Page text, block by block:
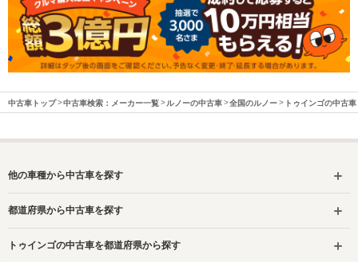
中古車トップ 中古車検索：メーカー一覧 ルノーの中古車 全国のルノー トゥインゴの中古車
他の車種から中古車を探す
都道府県から中古車を探す
トゥインゴの中古車を都道府県から探す